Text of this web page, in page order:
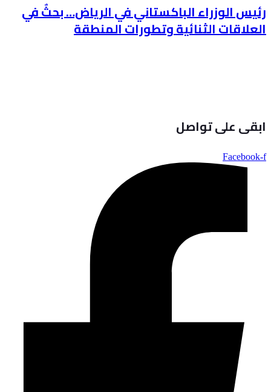
رئيس الوزراء الباكستاني في الرياض… بحثٌ في
العلاقات الثنائية وتطورات المنطقة
ابقى على تواصل
Facebook-f